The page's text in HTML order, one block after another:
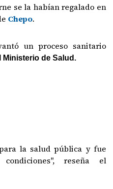
se la habían regalado en
Chepo.
un proceso sanitario
Ministerio de Salud.
la salud pública y fue
reseña el